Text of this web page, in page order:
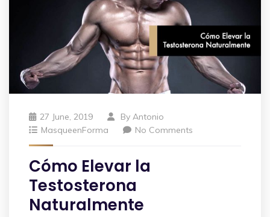
27 June, 2019 By Antonio
MasqueenForma
No Comments
Cómo Elevar la
Testosterona
Naturalmente